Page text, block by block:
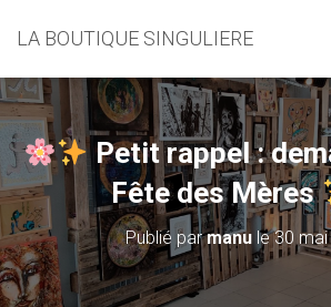
LA BOUTIQUE SINGULIERE
Petit rappel :
Fête des Mères
Publié parmanu le30